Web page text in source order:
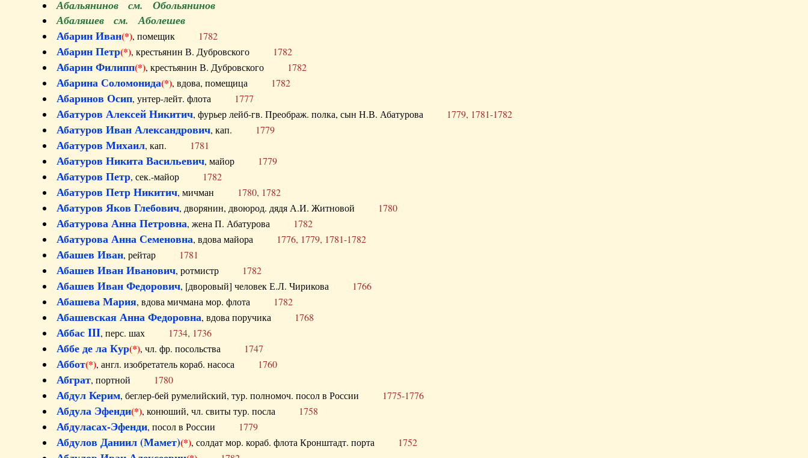
Абальянинов см. Обольянинов
Абаляшев см. Аболешев
Абарин Иван(*), помещик 1782
Абарин Петр(*), крестьянин В. Дубровского 1782
Абарин Филипп(*), крестьянин В. Дубровского 1782
Абарина Соломонида(*), вдова, помещица 1782
Абаринов Осип, унтер-лейт. флота 1777
Абатуров Алексей Никитич, фурьер лейб-гв. Преображ. полка, сын Н.В. Абатурова 1779, 1781-1782
Абатуров Иван Александрович, кап. 1779
Абатуров Михаил, кап. 1781
Абатуров Никита Васильевич, майор 1779
Абатуров Петр, сек.-майор 1782
Абатуров Петр Никитич, мичман 1780, 1782
Абатуров Яков Глебович, дворянин, двоюрод. дядя А.И. Житновой 1780
Абатурова Анна Петровна, жена П. Абатурова 1782
Абатурова Анна Семеновна, вдова майора 1776, 1779, 1781-1782
Абашев Иван, рейтар 1781
Абашев Иван Иванович, ротмистр 1782
Абашев Иван Федорович, [дворовый] человек Е.Л. Чирикова 1766
Абашева Мария, вдова мичмана мор. флота 1782
Абашевская Анна Федоровна, вдова поручика 1768
Аббас III, перс. шах 1734, 1736
Аббе де ла Кур(*), чл. фр. посольства 1747
Аббот(*), англ. изобретатель кораб. насоса 1760
Абграт, портной 1780
Абдул Керим, беглер-бей румелийский, тур. полномоч. посол в России 1775-1776
Абдула Эфенди(*), конюший, чл. свиты тур. посла 1758
Абдуласах-Эфенди, посол в России 1779
Абдулов Даниил (Мамет)(*), солдат мор. кораб. флота Кронштадт. порта 1752